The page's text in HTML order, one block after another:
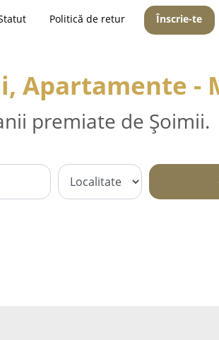
Politică de retur Înscrie-te
Apartamente -
premiate de Șoimii.